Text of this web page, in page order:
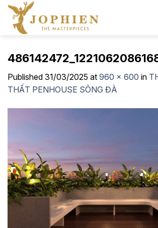
Skip
content
Published 31/03/2025 at 960 × 600 in
THẤT PENHOUSE SÔNG ĐÀ